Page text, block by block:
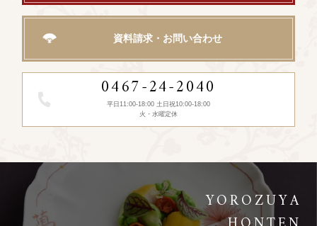
資料請求・お問い合わせ
0467-24-2040
平日11:00-18:00 土日祝10:00-18:00
火・水曜定休
YOROZUYA